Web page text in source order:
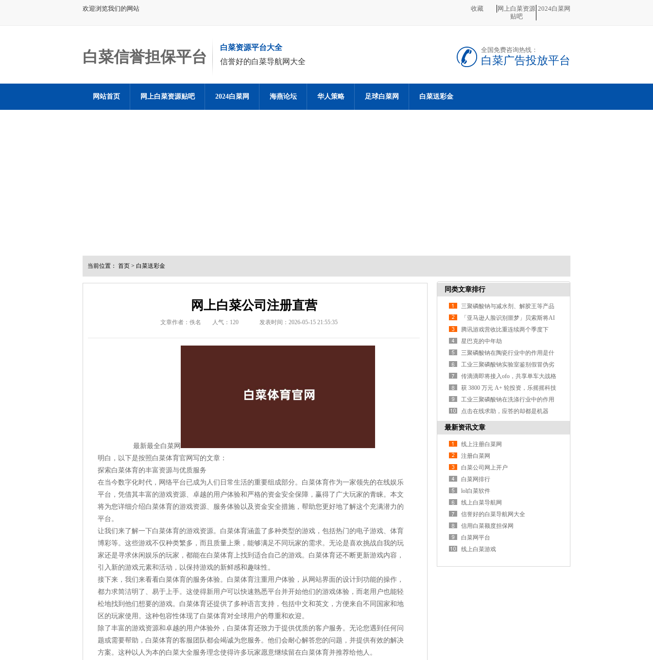
欢迎浏览我们的网站 收藏
网上白菜资源
贴吧
2024白菜网
白菜信誉担保平台
白菜资源平台大全
信誉好的白菜导航网大全
全国免费咨询热线：
白菜广告投放平台
网站首页 网上白菜资源贴吧 2024白菜网 海燕论坛 华人策略 足球白菜网 白菜送彩金
当前位置： 首页 > 白菜送彩金
网上白菜公司注册直营
文章作者：佚名 人气： 120 发表时间：2026-05-15 21:55:35
最新最全白菜网
明白，以下是按照白菜体育官网写的文章：
探索白菜体育的丰富资源与优质服务
在当今数字化时代，网络平台已成为人们日常生活的重要组成部分。白菜体育作为一家领先的在线娱乐
平台，凭借其丰富的游戏资源、卓越的用户体验和严格的资金安全保障，赢得了广大玩家的青睐。本文
将为您详细介绍白菜体育的游戏资源、服务体验以及资金安全措施，帮助您更好地了解这个充满潜力的
平台。
让我们来了解一下白菜体育的游戏资源。白菜体育涵盖了多种类型的游戏，包括热门的电子游戏、体育
博彩等。这些游戏不仅种类繁多，而且质量上乘，能够满足不同玩家的需求。无论是喜欢挑战自我的玩
家还是寻求休闲娱乐的玩家，都能在白菜体育上找到适合自己的游戏。白菜体育还不断更新游戏内容，
引入新的游戏元素和活动，以保持游戏的新鲜感和趣味性。
接下来，我们来看看白菜体育的服务体验。白菜体育注重用户体验，从网站界面的设计到功能的操作，
都力求简洁明了、易于上手。这使得新用户可以快速熟悉平台并开始他们的游戏体验，而老用户也能轻
松地找到他们想要的游戏。白菜体育还提供了多种语言支持，包括中文和英文，方便来自不同国家和地
区的玩家使用。这种包容性体现了白菜体育对全球用户的尊重和欢迎。
除了丰富的游戏资源和卓越的用户体验外，白菜体育还致力于提供优质的客户服务。无论您遇到任何问
题或需要帮助，白菜体育的客服团队都会竭诚为您服务。他们会耐心解答您的问题，并提供有效的解决
方案。这种以人为本的白菜大全服务理念使得许多玩家愿意继续留在白菜体育并推荐给他人。
同类文章排行
三聚磷酸钠与减水剂、解胶王等产品
的区别？
「亚马逊人脸识别噩梦」贝索斯将AI
武器化遭大规模抗议
腾讯游戏营收比重连续两个季度下
降，支付、云计算等业务营收涨3
星巴克的中年劫
三聚磷酸钠在陶瓷行业中的作用是什
么？
工业三聚磷酸钠实验室鉴别假冒伪劣
产品的方法？
传滴滴即将接入ofo，共享单车大战格
局或生变
获 3800 万元 A+ 轮投资，乐摇摇科技
利用抓娃娃机做线
工业三聚磷酸钠在洗涤行业中的作用
是什么？
点击在线求助，应答的却都是机器
人，这样真的好吗？
最新资讯文章
线上注册白菜网
注册白菜网
白菜公司网上开户
白菜网排行
lol白菜软件
线上白菜导航网
信誉好的白菜导航网大全
信用白菜额度担保网
白菜网平台
线上白菜游戏